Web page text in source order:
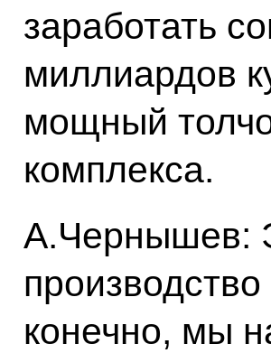
заработать
миллиардов
мощный
комплекса.
А.Чернышев:
конечно, мы